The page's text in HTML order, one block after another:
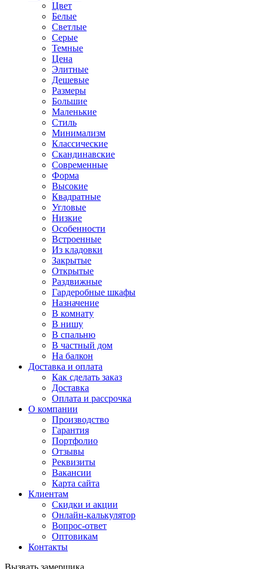
Цвет
Белые
Светлые
Серые
Темные
Цена
Элитные
Дешевые
Размеры
Большие
Маленькие
Стиль
Минимализм
Классические
Скандинавские
Современные
Форма
Высокие
Квадратные
Угловые
Низкие
Особенности
Встроенные
Из кладовки
Закрытые
Открытые
Раздвижные
Гардеробные шкафы
Назначение
В комнату
В нишу
В спальню
В частный дом
На балкон
Доставка и оплата
Как сделать заказ
Доставка
Оплата и рассрочка
О компании
Производство
Гарантия
Портфолио
Отзывы
Реквизиты
Вакансии
Карта сайта
Клиентам
Скидки и акции
Онлайн-калькулятор
Вопрос-ответ
Оптовикам
Контакты
Вызвать замерщика